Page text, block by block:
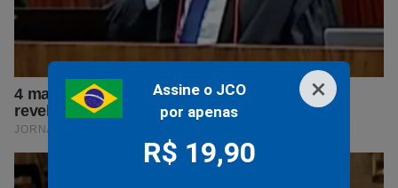
×
Assine o JCO
por apenas
R$ 19,90